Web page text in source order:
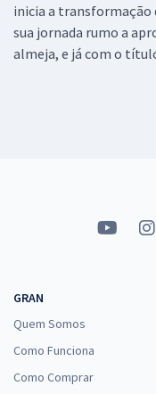
inicia a transformação
sua jornada rumo a
almeja, e já com o
GRAN
Quem Somos
Como Funciona
Como Comprar